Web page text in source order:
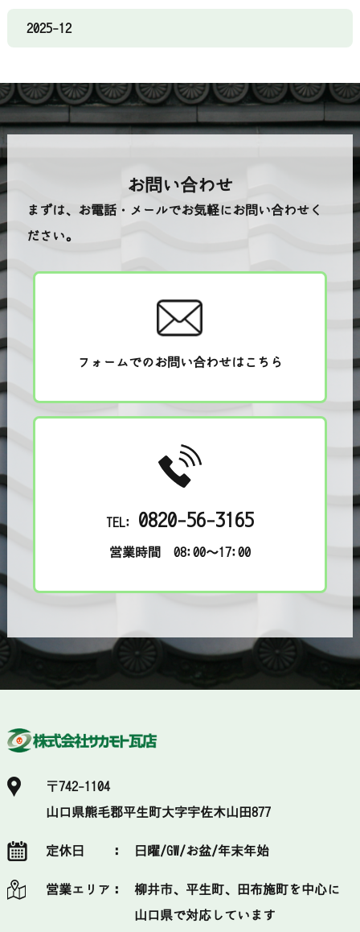
2025-12
お問い合わせ
まずは、お電話・メールでお気軽にお問い合わせく
ださい。
フォームでのお問い合わせはこちら
TEL: 0820-56-3165
営業時間 08:00～17:00
〒742-1104
山口県熊毛郡平生町大字宇佐木山田877
定休日 ： 日曜/GW/お盆/年末年始
営業エリア：
柳井市、平生町、田布施町を中心に
山口県で対応しています